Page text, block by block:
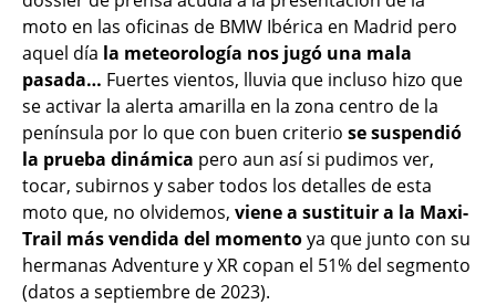
moto en las oficinas de BMW Ibérica en Madrid pero
aquel día la meteorología nos jugó una mala
pasada… Fuertes vientos, lluvia que incluso hizo que
se activar la alerta amarilla en la zona centro de la
península por lo que con buen criterio se suspendió
la prueba dinámica pero aun así si pudimos ver,
tocar, subirnos y saber todos los detalles de esta
moto que, no olvidemos, viene a sustituir a la Maxi-
Trail más vendida del momentoya que junto con su
hermanas Adventure y XR copan el 51% del segmento
(datos a septiembre de 2023).